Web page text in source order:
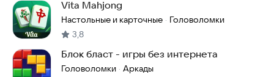
Vita Mahjong
Настольные и карточные · Головоломки
3,8
Блок бласт - игры без интернета
Головоломки · Аркады